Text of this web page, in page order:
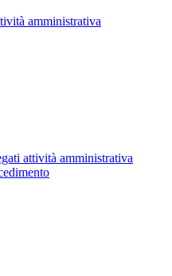
amministrativa
attività amministrativa